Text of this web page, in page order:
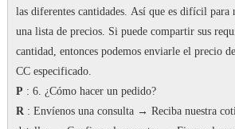
las diferentes cantidades. Así que es difícil para
una lista de precios. Si puede compartir sus
cantidad, entonces podemos enviarle el precio
CC especificado.
P : 6. ¿Cómo hacer un pedido?
R: Envíenos una consulta → Reciba nuestra